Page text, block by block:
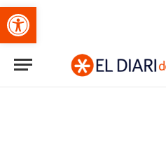
Obre la barra d'eines